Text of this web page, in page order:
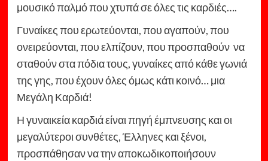
μουσικό παλμό που χτυπά σε όλες τις καρδιές….
Γυναίκες που ερωτεύονται, που αγαπούν, που
ονειρεύονται, που ελπίζουν, που προσπαθούν να
σταθούν στα πόδια τους, γυναίκες από κάθε γωνιά
της γης, που έχουν όλες όμως κάτι κοινό… μια
Μεγάλη Καρδιά!
Η γυναικεία καρδιά είναι πηγή έμπνευσης και οι
μεγαλύτεροι συνθέτες, Έλληνες και ξένοι,
προσπάθησαν να την αποκωδικοποιήσουν